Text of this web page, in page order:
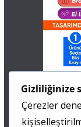
0 505 677 40 87
Gizliliğinize
Çerezler